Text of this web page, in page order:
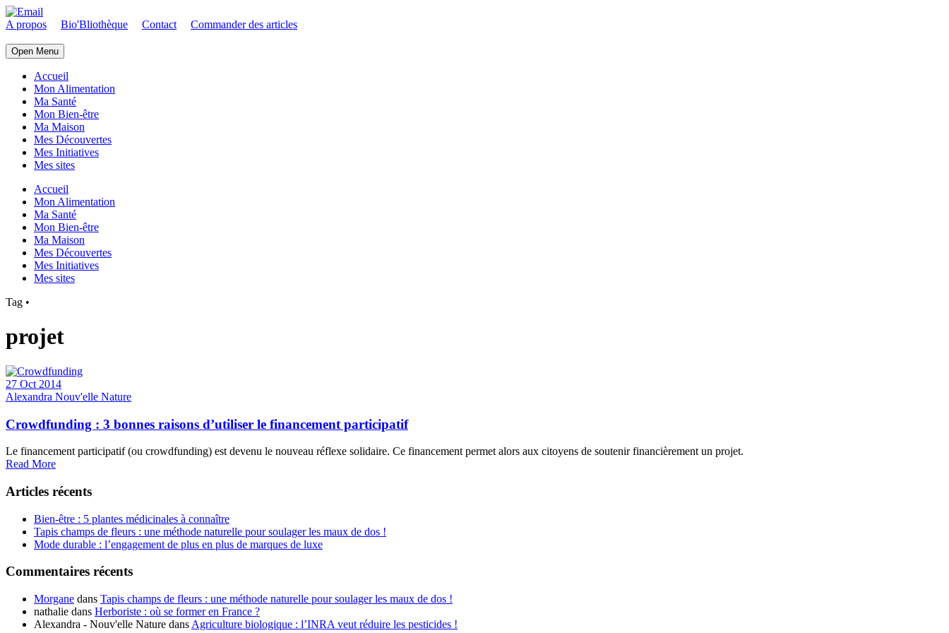
A propos Bio'Bliothèque Contact Commander des articles
Open Menu
Accueil
Mon Alimentation
Ma Santé
Mon Bien-être
Ma Maison
Mes Découvertes
Mes Initiatives
Mes sites
Accueil
Mon Alimentation
Ma Santé
Mon Bien-être
Ma Maison
Mes Découvertes
Mes Initiatives
Mes sites
Tag •
projet
27 Oct 2014
Alexandra Nouv'elle Nature
Crowdfunding : 3 bonnes raisons d’utiliser le financement participatif
Le financement participatif (ou crowdfunding) est devenu le nouveau réflexe solidaire. Ce financement permet alors aux citoyens de soutenir financièrement un projet.
Read More
Articles récents
Bien-être : 5 plantes médicinales à connaître
Tapis champs de fleurs : une méthode naturelle pour soulager les maux de dos !
Mode durable : l’engagement de plus en plus de marques de luxe
Commentaires récents
Morgane dans Tapis champs de fleurs : une méthode naturelle pour soulager les maux de dos !
nathalie dans Herboriste : où se former en France ?
Alexandra - Nouv'elle Nature dans Agriculture biologique : l’INRA veut réduire les pesticides !